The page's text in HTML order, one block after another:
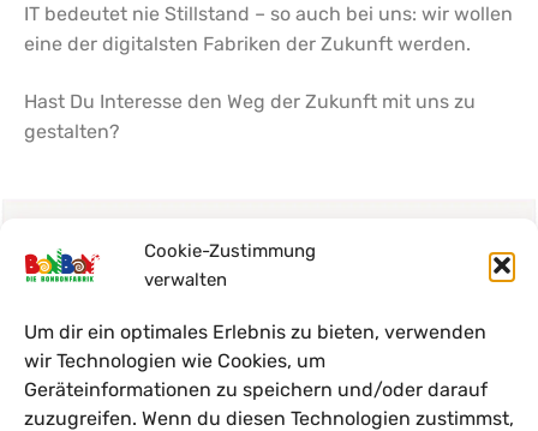
Cookie-Zustimmung
verwalten
Um dir ein optimales Erlebnis zu bieten, verwenden
wir Technologien wie Cookies, um
Geräteinformationen zu speichern und/oder darauf
zuzugreifen. Wenn du diesen Technologien zustimmst,
IT bedeutet nie Stillstand – so auch bei uns: wir wollen
eine der digitalsten Fabriken der Zukunft werden.
Hast Du Interesse den Weg der Zukunft mit uns zu
gestalten?